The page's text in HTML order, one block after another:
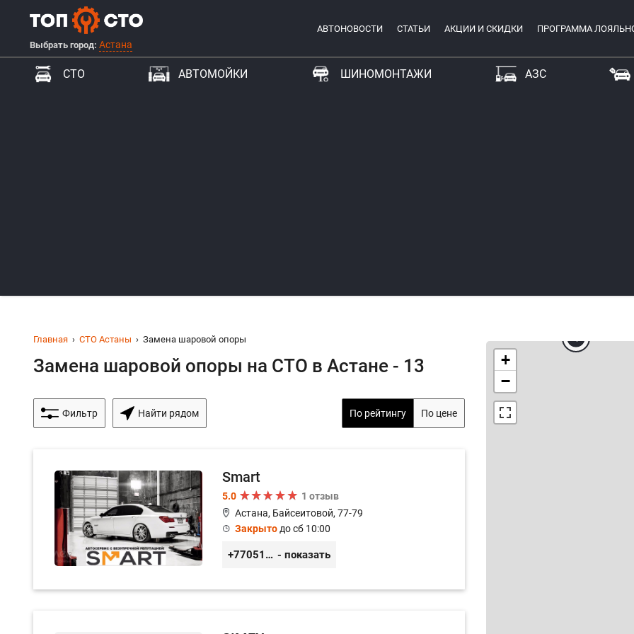
Выбрать город: Астана
АВТОНОВОСТИ СТАТЬИ АКЦИИ И СКИДКИ ПРОГРАММА
СТО АВТОМОЙКИ ШИНОМОНТАЖИ АЗС
Главная СТО Астаны Замена шаровой опоры
Замена шаровой опоры на СТО в Астане - 13
Фильтр Найти рядом По рейтингу По цене
Smart
5.0
1 отзыв
Астана, Байсеитовой, 77-79
Закрытодо сб 10:00
+77051092269 - показать
+
−